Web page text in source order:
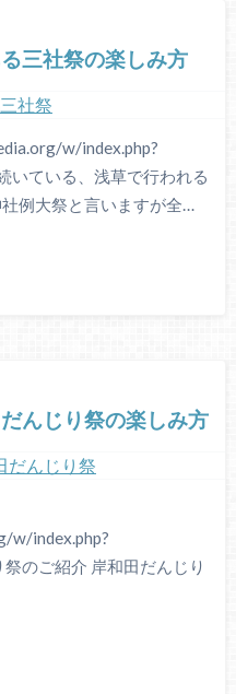
三社祭の楽しみ方
w/index.php?
ている、浅草で行われる
例大祭と言いますが全…
んじり祭の楽しみ方
w/index.php?
のご紹介 岸和田だんじり